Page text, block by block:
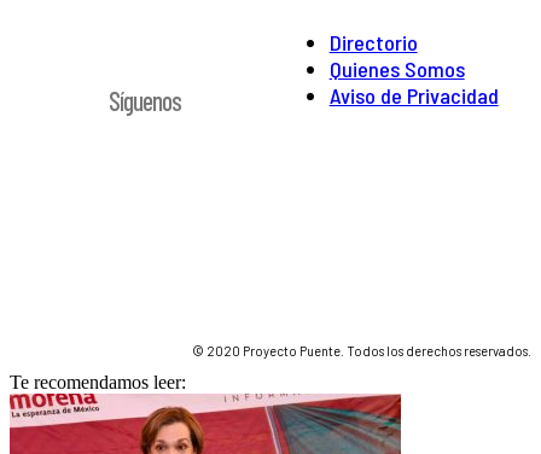
Directorio
Quienes Somos
Aviso de Privacidad
Síguenos
© 2020 Proyecto Puente. Todos los derechos reservados.
Te recomendamos leer: